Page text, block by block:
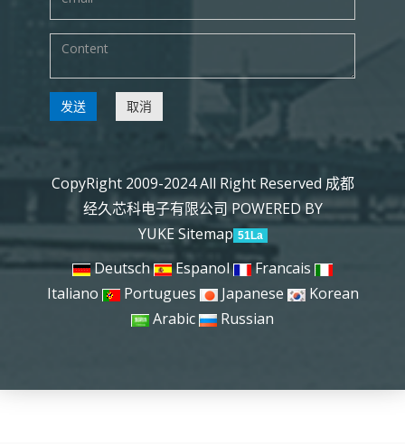
发送 取消
CopyRight 2009-2024 All Right Reserved 成都
经久芯科电子有限公司POWERED BY
YUKESitemap 51La
Deutsch Espanol
Francais
Italiano
Portugues Japanese
Korean
Arabic
Russian